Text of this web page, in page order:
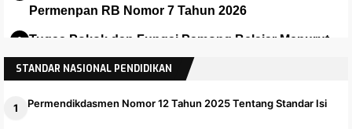
Permenpan RB Nomor 7 Tahun 2026
Tugas Pokok dan Fungsi Pamong Belajar Menurut
Permenpan No 7 Thn 2026
STANDAR NASIONAL PENDIDIKAN
Permendikdasmen Nomor 12 Tahun 2025 Tentang Standar Isi